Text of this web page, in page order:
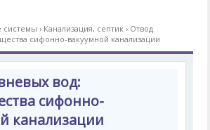
› Канализация, септик › Отвод
сифонно-вакуумной канализации
вод:
сифонно-
канализации